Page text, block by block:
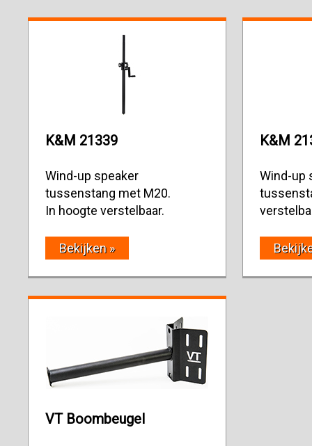
K&M 21339
Wind-up speaker
tussenstang met M20.
In hoogte verstelbaar.
Bekijken »
K&M
Wind-up
VT Boombeugel